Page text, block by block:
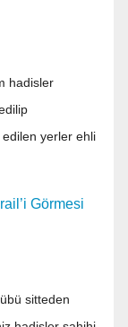
hadisler
edilen yerler ehli
Görmesi
sitteden